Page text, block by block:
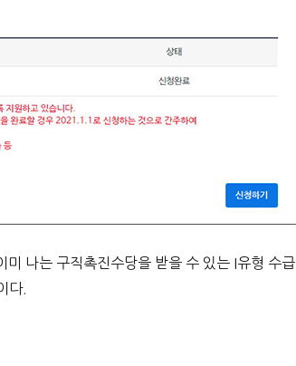
나는 구직촉진수당을 받을 수 있는 I유형 수급
다.